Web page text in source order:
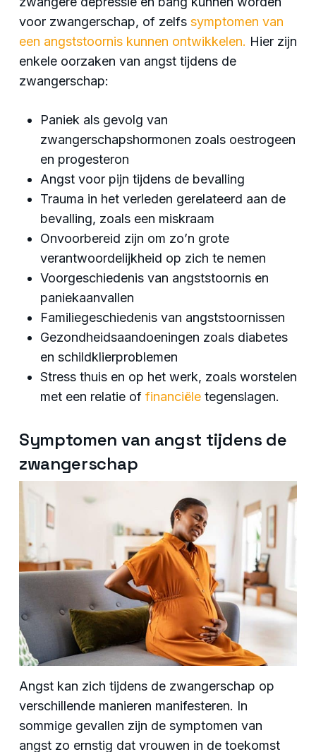
voor zwangerschap, of zelfs symptomen van
een angststoornis kunnen ontwikkelen. Hier zijn
enkele oorzaken van angst tijdens de
zwangerschap:
Paniek als gevolg van
zwangerschapshormonen zoals oestrogeen
en progesteron
Angst voor pijn tijdens de bevalling
Trauma in het verleden gerelateerd aan de
bevalling, zoals een miskraam
Onvoorbereid zijn om zo’n grote
verantwoordelijkheid op zich te nemen
Voorgeschiedenis van angststoornis en
paniekaanvallen
Familiegeschiedenis van angststoornissen
Gezondheidsaandoeningen zoals diabetes
en schildklierproblemen
Stress thuis en op het werk, zoals worstelen
met een relatie of financiëletegenslagen.
Symptomen van angst tijdens de
zwangerschap
Angst kan zich tijdens de zwangerschap op
verschillende manieren manifesteren. In
sommige gevallen zijn de symptomen van
angst zo ernstig dat vrouwen in de toekomst